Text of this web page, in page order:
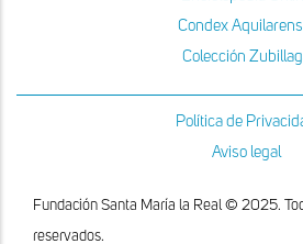
Condex
Colección
Política de
Aviso legal
Fundación Santa María la Real © 2025.
reservados.